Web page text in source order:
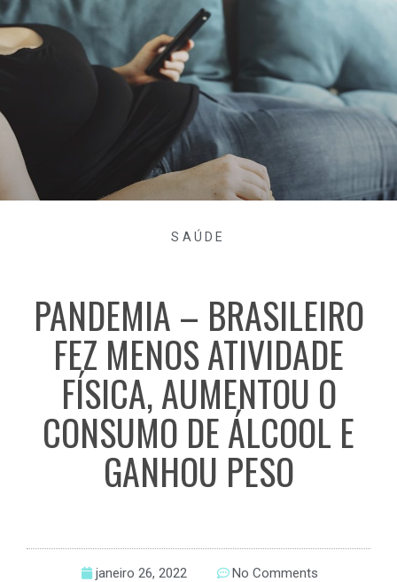
SAÚDE
PANDEMIA – BRASILEIRO
FEZ MENOS ATIVIDADE
FÍSICA, AUMENTOU O
CONSUMO DE ÁLCOOL E
GANHOU PESO
janeiro 26, 2022
No Comments